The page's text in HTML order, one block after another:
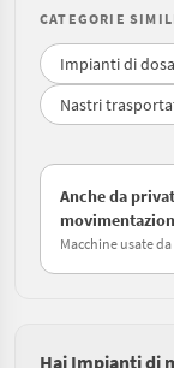
CATEGORIE
Impianti di
Nastri
Anche da
Macchine usate
Hai Impianti di